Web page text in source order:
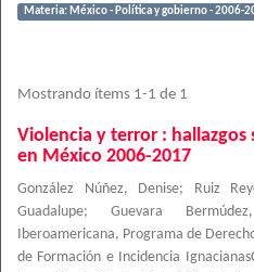
Materia: México - Política y gobierno - 2006-
Mostrando ítems 1-1 de 1
Violencia y terror : hallazgos
en México 2006-2017
González Núñez, Denise; Ruiz
Guadalupe; Guevara
Iberoamericana, Programa de
de Formación e Incidencia